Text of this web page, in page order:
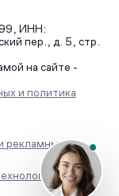
ИНН:
пер., д. 5, стр.
на сайте -
и политика
рекламных